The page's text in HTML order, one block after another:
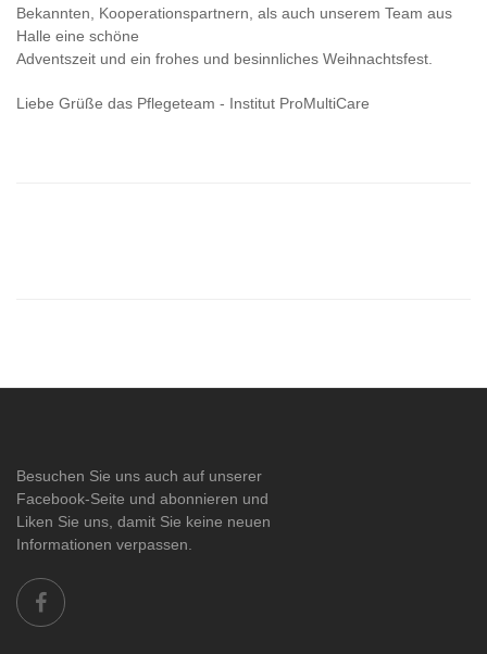
Bekannten, Kooperationspartnern, als auch unserem Team aus
Halle eine schöne
Adventszeit und ein frohes und besinnliches Weihnachtsfest.
Liebe Grüße das Pflegeteam - Institut ProMultiCare
Besuchen Sie uns auch auf unserer
Facebook-Seite und abonnieren und
Liken Sie uns, damit Sie keine neuen
Informationen verpassen.